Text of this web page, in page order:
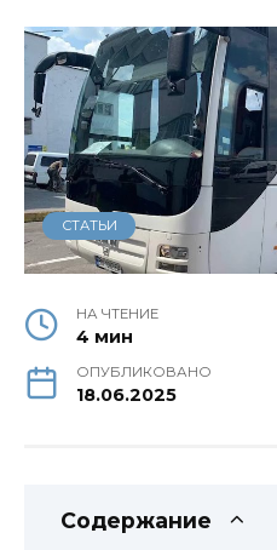
СТАТЬИ
НА ЧТЕНИЕ
4 мин
ОПУБЛИКОВАНО
18.06.2025
Содержание